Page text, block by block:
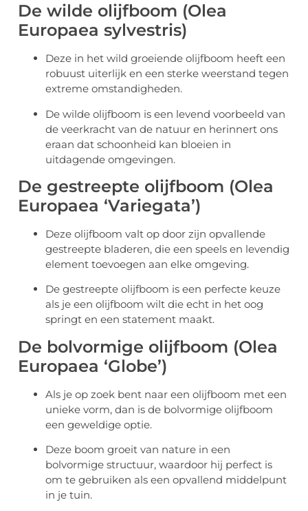
De wilde olijfboom (Olea
Europaea sylvestris)
Deze in het wild groeiende olijfboom heeft een
robuust uiterlijk en een sterke weerstand tegen
extreme omstandigheden.
De wilde olijfboom is een levend voorbeeld van
de veerkracht van de natuur en herinnert ons
eraan dat schoonheid kan bloeien in
uitdagende omgevingen.
De gestreepte olijfboom (Olea
Europaea ‘Variegata’)
Deze olijfboom valt op door zijn opvallende
gestreepte bladeren, die een speels en levendig
element toevoegen aan elke omgeving.
De gestreepte olijfboom is een perfecte keuze
als je een olijfboom wilt die echt in het oog
springt en een statement maakt.
De bolvormige olijfboom (Olea
Europaea ‘Globe’)
Als je op zoek bent naar een olijfboom met een
unieke vorm, dan is de bolvormige olijfboom
een geweldige optie.
Deze boom groeit van nature in een
bolvormige structuur, waardoor hij perfect is
om te gebruiken als een opvallend middelpunt
in je tuin.